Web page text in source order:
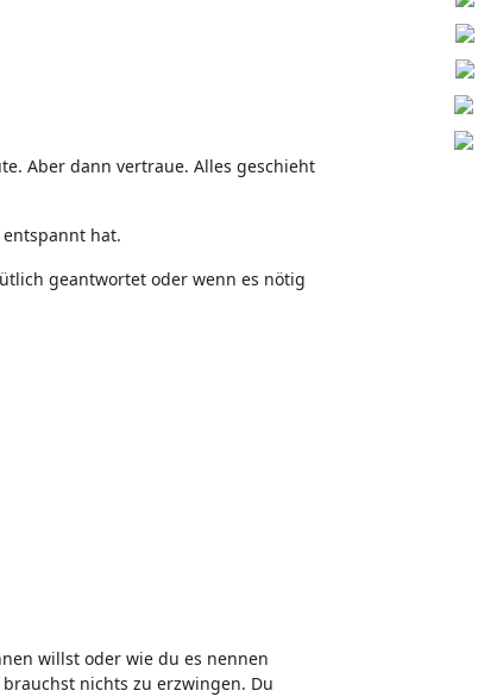
Aber dann vertraue. Alles geschieht
hat.
geantwortet oder wenn es nötig
willst oder wie du es nennen
nichts zu erzwingen. Du